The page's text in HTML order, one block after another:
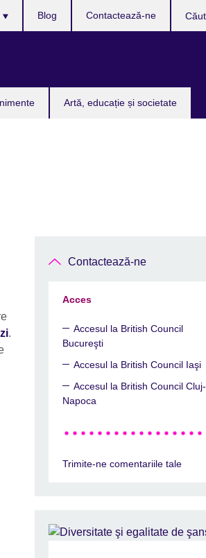
Artă, educație și societate
Blog Contactează-ne
.
Contactează-ne
Acces
Accesul la British Council
Bucureşti
Accesul la British Council Iaşi
Accesul la British Council Cluj-
Napoca
Trimite-ne comentariile tale